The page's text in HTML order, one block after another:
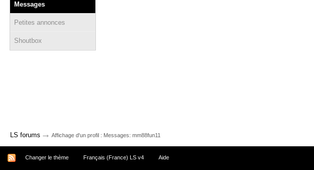
Messages
Petites annonces
Shoutbox
LS forums → Affichage d'un profil : Messages: mm88fun11
Changer le thème Français (France) LS v4 Aide